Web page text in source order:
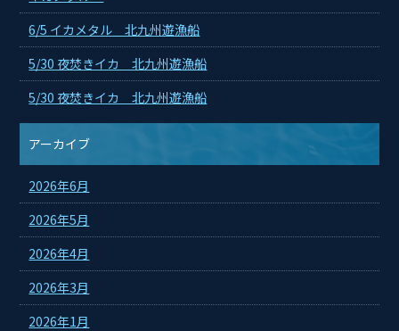
6/5 イカメタル 北九州遊漁船
5/30 夜焚きイカ 北九州遊漁船
5/30 夜焚きイカ 北九州遊漁船
アーカイブ
2026年6月
2026年5月
2026年4月
2026年3月
2026年1月